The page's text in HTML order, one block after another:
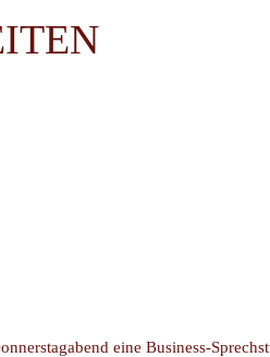
eine Business-